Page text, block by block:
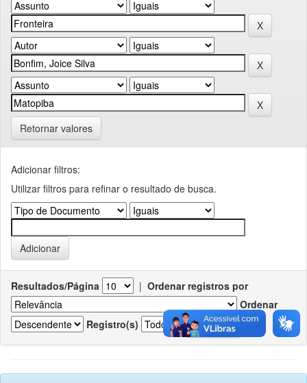
Retornar valores
Adicionar filtros:
Utilizar filtros para refinar o resultado de busca.
Resultados/Página | Ordenar registros por
Ordenar
Registro(s)